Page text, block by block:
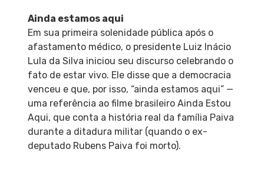
Ainda estamos aqui
Em sua primeira solenidade pública após o
afastamento médico, o presidente Luiz Inácio
Lula da Silva iniciou seu discurso celebrando o
fato de estar vivo. Ele disse que a democracia
venceu e que, por isso, “ainda estamos aqui” —
uma referência ao filme brasileiro Ainda Estou
Aqui, que conta a história real da família Paiva
durante a ditadura militar (quando o ex-
deputado Rubens Paiva foi morto).